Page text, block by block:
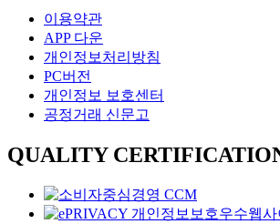
이용약관
APP 다운
개인정보처리방침
PC버전
개인정보 보호센터
공정거래 신문고
QUALITY